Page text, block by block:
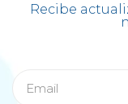
Recibe